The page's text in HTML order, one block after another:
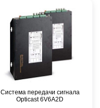
Система передачи сигнала
Opticast 6V6A2D